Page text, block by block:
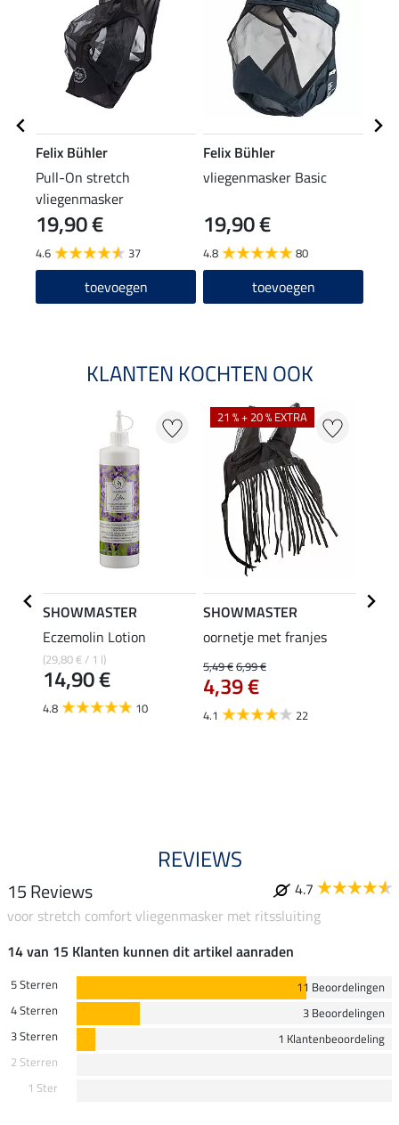
Felix Bühler
Pull-On stretch
vliegenmasker
19,90 €
4.6 37
toevoegen
Felix Bühler
vliegenmasker Basic
19,90 €
4.8 80
toevoegen
KLANTEN KOCHTEN OOK
SHOWMASTER
Eczemolin Lotion
(29,80 € / 1 l)
14,90 €
4.8 10
21 % + 20 % EXTRA
SHOWMASTER
oornetje met franjes
5,49 €6,99 €
4,39 €
4.1 22
REVIEWS
15 Reviews
4.7
voor stretch comfort vliegenmasker met ritssluiting
14 van 15 Klanten kunnen dit artikel aanraden
5 Sterren
11 Beoordelingen
4 Sterren
3 Beoordelingen
3 Sterren
1 Klantenbeoordeling
2 Sterren
1 Ster